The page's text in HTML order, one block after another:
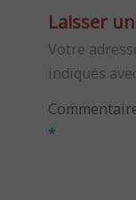
Laisser
Votre
indiqués
*